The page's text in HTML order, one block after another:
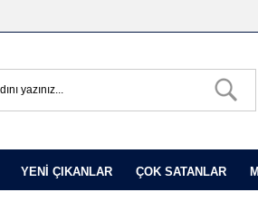
YENİ ÇIKANLAR ÇOK SATANLAR